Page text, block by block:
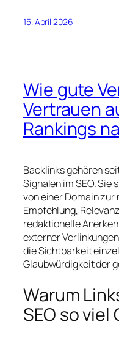
15. April 2026
Wie gute
Vertrauen
Rankings
Backlinks gehören
Signalen im SEO. Sie
von einer Domain
Empfehlung,
redaktionelle
externer
die Sichtbarkeit
Glaubwürdigkeit der
Warum
SEO so